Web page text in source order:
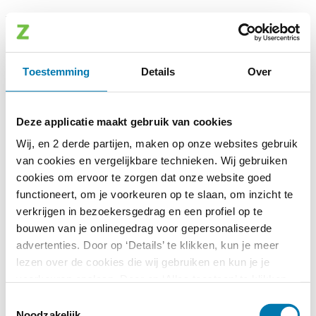
Toestemming Details Over
Deze applicatie maakt gebruik van cookies
Wij, en 2 derde partijen, maken op onze websites gebruik
van cookies en vergelijkbare technieken. Wij gebruiken
cookies om ervoor te zorgen dat onze website goed
functioneert, om je voorkeuren op te slaan, om inzicht te
verkrijgen in bezoekersgedrag en een profiel op te
bouwen van je onlinegedrag voor gepersonaliseerde
advertenties. Door op ‘Details’ te klikken, kun je meer
lezen over de cookies die wij gebruiken en kun je je
omschreven in onze
. Wij verwerken
Wachtwoord vergeten